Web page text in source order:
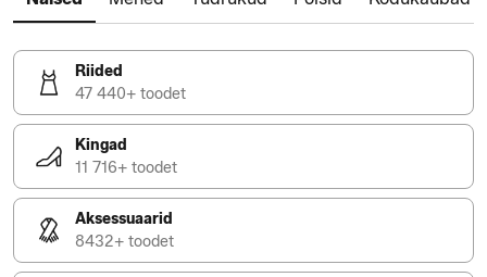
Riided
47 440+ toodet
Kingad
11 716+ toodet
Aksessuaarid
8432+ toodet